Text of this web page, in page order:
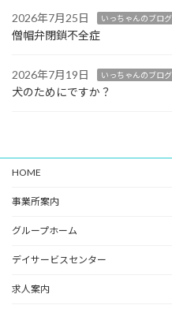
2026年7月25日 いっちゃんのブログ
僧帽弁閉鎖不全症
2026年7月19日 いっちゃんのブログ
犬のためにですか？
HOME
事業所案内
グループホーム
デイサービスセンター
求人案内